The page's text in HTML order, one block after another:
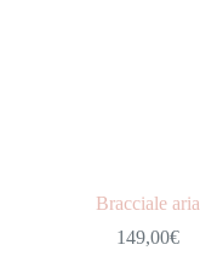
Bracciale aria
149,00€